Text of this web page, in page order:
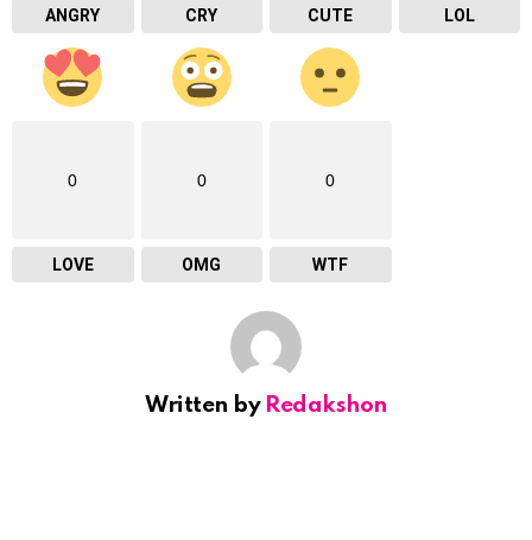
ANGRY CRY CUTE LOL
0
LOVE
0
OMG
0
WTF
Written by Redakshon